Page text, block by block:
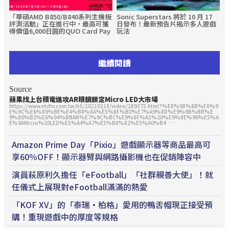
「華碩AMD B850/B840系列主機板
評測活動」正在進行中，最高可獲
得價值6,000日圓的QUO Card Pay
Sonic Superstars 將於 10 月 17
日發布！最新預告片揭示多人遊戲
玩法
繼續閱讀
Source
蘋果找上台積電進攻AR眼鏡鎖定Micro LED大市場
https://www.ntdtv.com.tw/b5/20210218/video/289375.html?%E8%98%8B%E6%9
E%9C%E6%89%BE%E4%B8%8A%E5%8F%B0%E7%A9%8D%E9%9B%BB%E
9%80%B2%E6%94%BBAR%E7%9C%BC%E9%8F%A1%20%E9%8E%96%E5%A
E%9AMicro%20LED%E5%A4%A7%E5%B8%82%E5%A0%B4……
Amazon Prime Day「Pixio」遊戲顯示器等商品最高可
享60％OFF！顯示器臂與網路攝影機也在促銷陣容中
演員萩原利久擔任「eFootball」「社群親善大使」！就
任儀式上展現對eFootball滿滿的熱愛
「KOF XV」的「泰瑞·柏格」愛用的鴨舌帽現正接受預
購！重現遊戲中的厚度等規格